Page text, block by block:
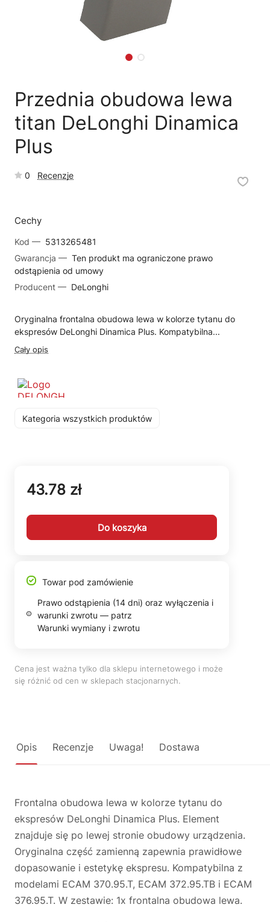
Przednia obudowa lewa
titan DeLonghi Dinamica
Plus
0 Recenzje
Cechy
Kod — 5313265481
Gwarancja — Ten produkt ma ograniczone prawo
odstąpienia od umowy
Producent — DeLonghi
Oryginalna frontalna obudowa lewa w kolorze tytanu do
ekspresów DeLonghi Dinamica Plus. Kompatybilna...
Cały opis
Kategoria wszystkich produktów
43.78 zł
Do koszyka
Towar pod zamówienie
Prawo odstąpienia (14 dni) oraz wyłączenia i
warunki zwrotu — patrz
Warunki wymiany i zwrotu
Cena jest ważna tylko dla sklepu internetowego i może
się różnić od cen w sklepach stacjonarnych.
Opis Recenzje Uwaga! Dostawa
Frontalna obudowa lewa w kolorze tytanu do
ekspresów DeLonghi Dinamica Plus. Element
znajduje się po lewej stronie obudowy urządzenia.
Oryginalna część zamienną zapewnia prawidłowe
dopasowanie i estetykę ekspresu. Kompatybilna z
modelami ECAM 370.95.T, ECAM 372.95.TB i ECAM
376.95.T. W zestawie: 1x frontalna obudowa lewa.
Reklamacja naprawy 📦Reklamacja towaru